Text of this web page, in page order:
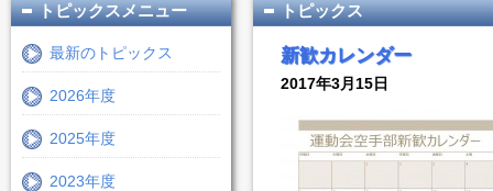
トピックスメニュー
最新のトピックス
2026年度
2025年度
2023年度
トピックス
新歓カレンダー
2017年3月15日